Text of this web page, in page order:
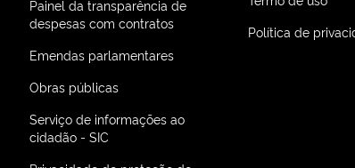
Painel da transparência de
despesas com contratos
Emendas parlamentares
Obras públicas
Serviço de informações ao
cidadão - SIC
Política de